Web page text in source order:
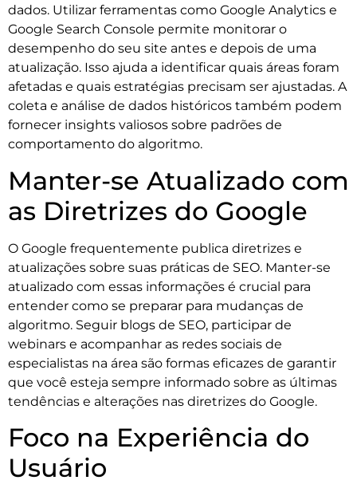
dados. Utilizar ferramentas como Google Analytics e
Google Search Console permite monitorar o
desempenho do seu site antes e depois de uma
atualização. Isso ajuda a identificar quais áreas foram
afetadas e quais estratégias precisam ser ajustadas. A
coleta e análise de dados históricos também podem
fornecer insights valiosos sobre padrões de
comportamento do algoritmo.
Manter-se Atualizado com
as Diretrizes do Google
O Google frequentemente publica diretrizes e
atualizações sobre suas práticas de SEO. Manter-se
atualizado com essas informações é crucial para
entender como se preparar para mudanças de
algoritmo. Seguir blogs de SEO, participar de
webinars e acompanhar as redes sociais de
especialistas na área são formas eficazes de garantir
que você esteja sempre informado sobre as últimas
tendências e alterações nas diretrizes do Google.
Foco na Experiência do
Usuário